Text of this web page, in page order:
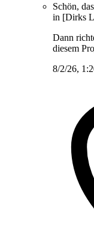
Schön,
in [Dirks
Dann
diesem
8/2/26,